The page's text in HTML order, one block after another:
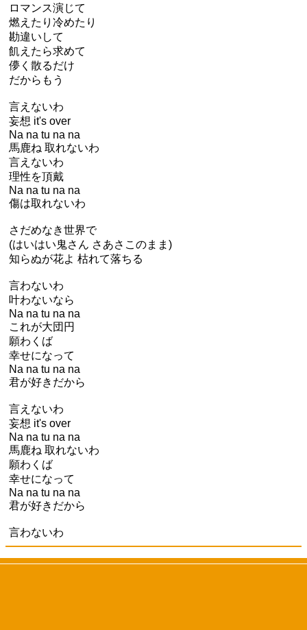
ロマンス演じて
燃えたり冷めたり
勘違いして
飢えたら求めて
儚く散るだけ
だからもう
言えないわ
妄想 it's over
Na na tu na na
馬鹿ね 取れないわ
言えないわ
理性を頂戴
Na na tu na na
傷は取れないわ
さだめなき世界で
(はいはい鬼さん さあさこのまま)
知らぬが花よ 枯れて落ちる
言わないわ
叶わないなら
Na na tu na na
これが大団円
願わくば
幸せになって
Na na tu na na
君が好きだから
言えないわ
妄想 it's over
Na na tu na na
馬鹿ね 取れないわ
願わくば
幸せになって
Na na tu na na
君が好きだから
言わないわ